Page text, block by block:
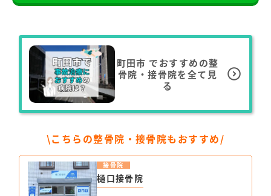
町田市 でおすすめの整
骨院・接骨院を全て見
る
\こちらの整骨院・接骨院もおすすめ/
樋口接骨院
接骨院